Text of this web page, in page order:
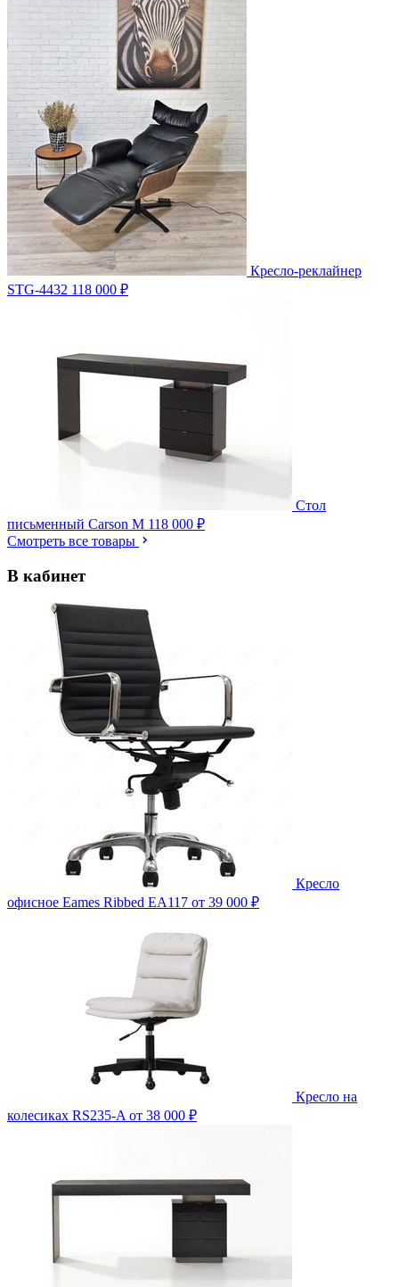
Кресло-реклайнер
STG-4432 118 000 ₽
Стол
письменный Carson M 118 000 ₽
Смотреть все товары
В кабинет
Кресло
офисное Eames Ribbed EA117 от 39 000 ₽
Кресло на
колесиках RS235-A от 38 000 ₽